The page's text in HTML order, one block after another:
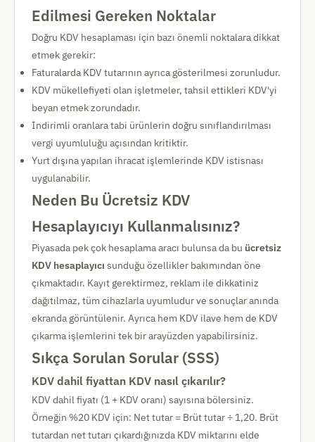
Edilmesi Gereken Noktalar
Doğru KDV hesaplaması için bazı önemli noktalara dikkat
etmek gerekir:
Faturalarda KDV tutarının ayrıca gösterilmesi zorunludur.
KDV mükellefiyeti olan işletmeler, tahsil ettikleri KDV'yi
beyan etmek zorundadır.
İndirimli oranlara tabi ürünlerin doğru sınıflandırılması
vergi uyumluluğu açısından kritiktir.
Yurt dışına yapılan ihracat işlemlerinde KDV istisnası
uygulanabilir.
Neden Bu Ücretsiz KDV
Hesaplayıcıyı Kullanmalısınız?
Piyasada pek çok hesaplama aracı bulunsa da bu ücretsiz
KDV hesaplayıcı sunduğu özellikler bakımından öne
çıkmaktadır. Kayıt gerektirmez, reklam ile dikkatiniz
dağıtılmaz, tüm cihazlarla uyumludur ve sonuçlar anında
ekranda görüntülenir. Ayrıca hem KDV ilave hem de KDV
çıkarma işlemlerini tek bir arayüzden yapabilirsiniz.
Sıkça Sorulan Sorular (SSS)
KDV dahil fiyattan KDV nasıl çıkarılır?
KDV dahil fiyatı (1 + KDV oranı) sayısına bölersiniz.
Örneğin %20 KDV için: Net tutar = Brüt tutar ÷ 1,20. Brüt
tutardan net tutarı çıkardığınızda KDV miktarını elde